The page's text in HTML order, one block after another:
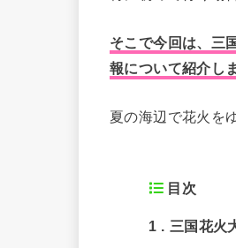
そこで今回は、三
報について紹介し
夏の海辺で花火を
目次
1 三国花火